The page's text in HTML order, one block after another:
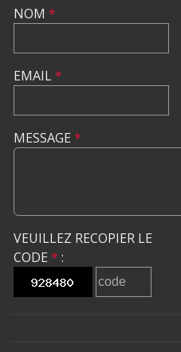
NOM *
EMAIL*
MESSAGE *
VEUILLEZ RECOPIER LE
CODE * :